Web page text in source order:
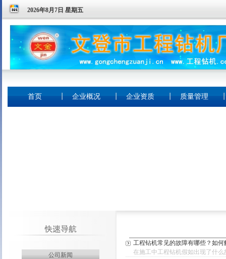
2026年8月7日 星期五
首页 企业概况 企业资质 质量管理
工程钻机常见的故障有哪些？如何
在施工中工程钻机假如出现了什
公司新闻